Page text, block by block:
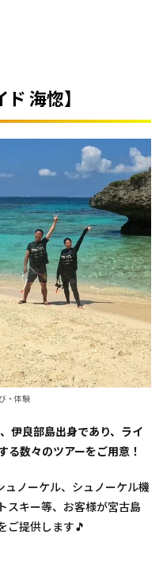
海惚】
・体験
伊良部島出身であり、ライ
る数々のツアーをご用意！
ュノーケル、シュノーケル機
スキー等、お客様が宮古島
ご提供します🎵